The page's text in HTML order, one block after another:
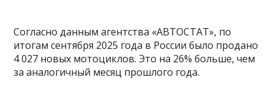
Согласно данным агентства «АВТОСТАТ», по
итогам сентября 2025 года в России было продано
4 027 новых мотоциклов. Это на 26% больше, чем
за аналогичный месяц прошлого года.